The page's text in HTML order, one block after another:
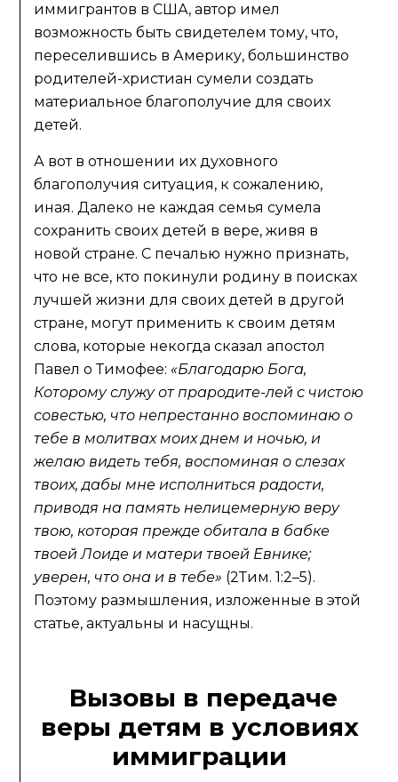
иммигрантов в США, автор имел
возможность быть свидетелем тому, что,
переселившись в Америку, большинство
родителей-христиан сумели создать
материальное благополучие для своих
детей.
А вот в отношении их духовного
благополучия ситуация, к сожалению,
иная. Далеко не каждая семья сумела
сохранить своих детей в вере, живя в
новой стране. С печалью нужно признать,
что не все, кто покинули родину в поисках
лучшей жизни для своих детей в другой
стране, могут применить к своим детям
слова, которые некогда сказал апостол
Павел о Тимофее: «Благодарю Бога,
Которому служу от прародите-лей с чистою
совестью, что непрестанно воспоминаю о
тебе в молитвах моих днем и ночью, и
желаю видеть тебя, воспоминая о слезах
твоих, дабы мне исполниться радости,
приводя на память нелицемерную веру
твою, которая прежде обитала в бабке
твоей Лоиде и матери твоей Евнике;
уверен, что она и в тебе» (2Тим. 1:2–5).
Поэтому размышления, изложенные в этой
статье, актуальны и насущны.
Вызовы в передаче
веры детям в условиях
иммиграции